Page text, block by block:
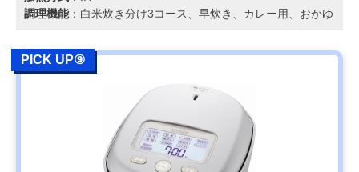
調理機能：白米炊き分け3コース、早炊き、カレー用、おかゆ
PICK UP⑨